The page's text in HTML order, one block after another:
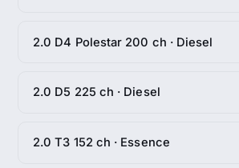
2.0 D4 Polestar 200 ch · Diesel
2.0 D5 225 ch · Diesel
2.0 T3 152 ch · Essence